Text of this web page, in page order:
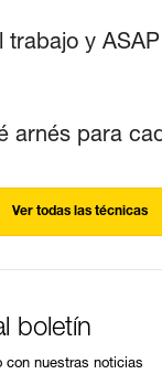
trabajo y ASAP
arnés para
Ver todas las técnicas
boletín
con nuestras noticias